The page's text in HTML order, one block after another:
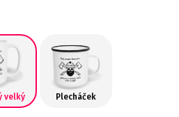
velký Plecháček